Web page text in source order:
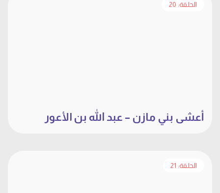
الحلقة: 20
أعشى بني مازن – عبد الله بن الأعور
الحلقة: 21